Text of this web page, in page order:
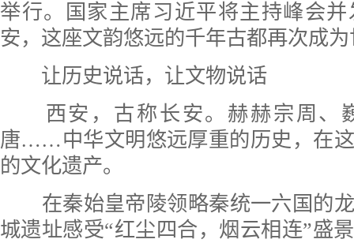
举行。国家主席习近平将主持峰会
安，这座文韵悠远的千年古都再次成
让历史说话，让文物说话
西安，古称长安。赫赫宗周、
唐……中华文明悠远厚重的历史，在
的文化遗产。
在秦始皇帝陵领略秦统一六国的龙
城遗址感受“红尘四合，烟云相连”盛